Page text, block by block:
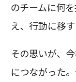
のチームに何
え、行動に移
その思いが、
につながった